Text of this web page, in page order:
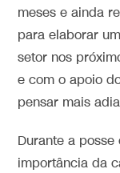
meses e ainda
para elaborar
setor nos
e com o apoio
pensar mais
Durante a
importância da